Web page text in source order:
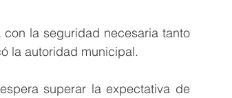
la autoridad municipal.
superar la expectativa de